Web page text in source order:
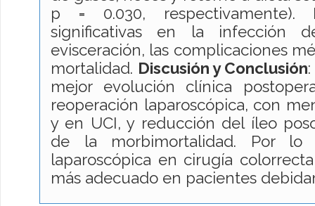
p = 0.030, respectivamente).
significativas en la infección
evisceración, las complicaciones
mortalidad. Discusión y Conclusión
mejor evolución clínica
reoperación laparoscópica, con
y en UCI, y reducción del íleo
de la morbimortalidad. Por lo
laparoscópica en cirugía
más adecuado en pacientes